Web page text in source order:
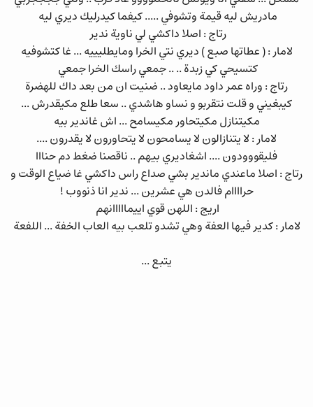
مادريش ليه قيمة وتشوفي ..... كيفما كيدرليك ديري ليه
رتاج : اصلا داكشي لي ناوية ندير
لامار : ( عطاتها صبع ) ديري نتي الخرا ومايطليييه ... غا كتشوفيه
كتسيحي كي زبدة .. .. جمعي راسك الخرا جمعي
رتاج : وراه عمر داود مايعاود .. ضنيت ان من بعد داك للهضرة
كيبغيني و قلت نتقربو و نساو هاشدي .. سعا طلع مكيقدرش ...
مكيتنازل مكيتحاور مكيسامح ... اش غاندير بيه
لامار : لا يتنازالون لا يسامحون لا يتحاورون لا يقدرون ....
فليقووودون .... اشغاديري بيهم .. ناقصنا ضغط دم حنااا
رتاج : اصلا ماعندي ماندير بشي صداع راس داكشي غا ضياع الوقت و
حراااام فالدن هي عشرين ... ندير انا ذنووب !
اريج : اللهن قوي اييمااااانهم
لامار : كدير فيها العفة وهي تشدو تلعب بيه العاب الخفة ... اللفعة
يتبع ...